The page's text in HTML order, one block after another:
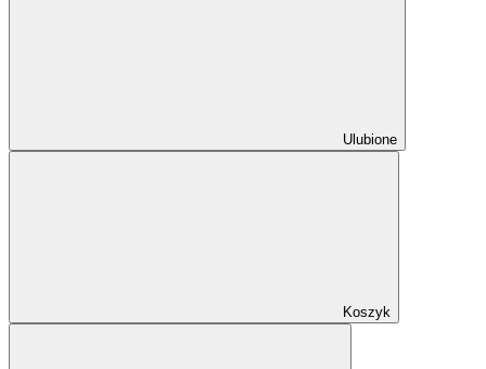
Ulubione
Koszyk